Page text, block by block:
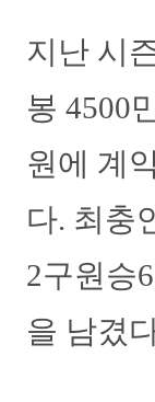
지난 시
봉 4500
원에 계
다. 최충
2구원승
을 남겼